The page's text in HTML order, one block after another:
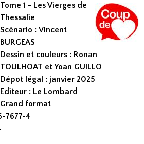
Tome 1 - Les Vierges de
Thessalie
Scénario : Vincent
BURGEAS
Dessin et couleurs : Ronan
TOULHOAT et Yoan GUILLO
Dépot légal : janvier 2025
Editeur : Le Lombard
Grand format
7677-4